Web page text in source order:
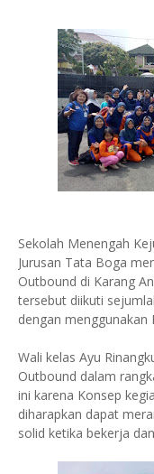
Sekolah Menengah
Jurusan Tata Boga
Outbound di Karang
tersebut diikuti
dengan menggunakan
Wali kelas Ayu
Outbound dalam
ini karena Konsep
diharapkan dapat
solid ketika bekerja